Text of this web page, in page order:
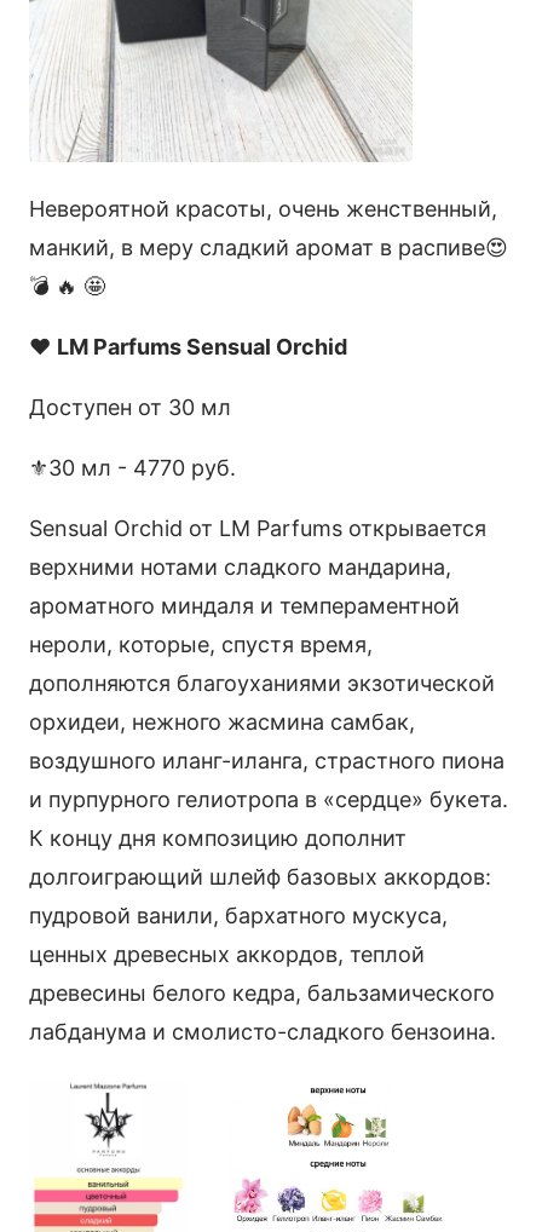
Невероятной красоты, очень женственный,
манкий, в меру сладкий аромат в распиве😍
💣 🔥 🤩
❤️ LM Parfums Sensual Orchid
Доступен от 30 мл
⚜️30 мл - 4770 руб.
Sensual Orchid от LM Parfums открывается
верхними нотами сладкого мандарина,
ароматного миндаля и темпераментной
нероли, которые, спустя время,
дополняются благоуханиями экзотической
орхидеи, нежного жасмина самбак,
воздушного иланг-иланга, страстного пиона
и пурпурного гелиотропа в «сердце» букета.
К концу дня композицию дополнит
долгоиграющий шлейф базовых аккордов:
пудровой ванили, бархатного мускуса,
ценных древесных аккордов, теплой
древесины белого кедра, бальзамического
лабданума и смолисто-сладкого бензоина.